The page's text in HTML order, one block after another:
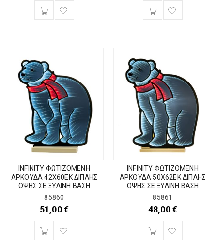
INFINITY ΦΩΤΙΖΟΜΕΝΗ
ΑΡΚΟΥΔΑ 42Χ60ΕΚ ΔΙΠΛΗΣ
ΟΨΗΣ ΣΕ ΞΥΛΙΝΗ ΒΑΣΗ
85860
51,00€
INFINITY ΦΩΤΙΖΟΜΕΝΗ
ΑΡΚΟΥΔΑ 50Χ62ΕΚ ΔΙΠΛΗΣ
ΟΨΗΣ ΣΕ ΞΥΛΙΝΗ ΒΑΣΗ
85861
48,00€